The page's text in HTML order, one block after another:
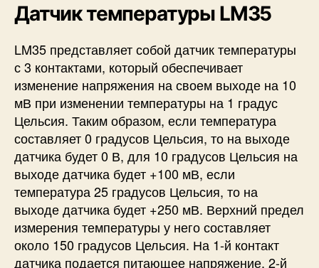
Датчик температуры LM35
LM35 представляет собой датчик температуры
с 3 контактами, который обеспечивает
изменение напряжения на своем выходе на 10
мВ при изменении температуры на 1 градус
Цельсия. Таким образом, если температура
составляет 0 градусов Цельсия, то на выходе
датчика будет 0 В, для 10 градусов Цельсия на
выходе датчика будет +100 мВ, если
температура 25 градусов Цельсия, то на
выходе датчика будет +250 мВ. Верхний предел
измерения температуры у него составляет
около 150 градусов Цельсия. На 1-й контакт
датчика подается питающее напряжение, 2-й